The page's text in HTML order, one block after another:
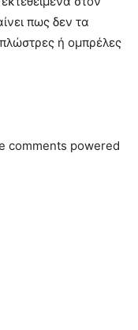
πως δεν τα
ή ομπρέλες
comments powered